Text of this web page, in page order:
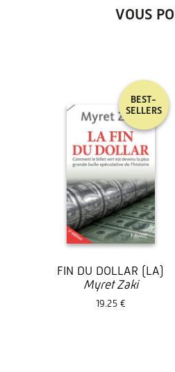
VOUS
BEST-
SELLERS
FIN DU DOLLAR (LA)
Myret Zaki
19.25 €